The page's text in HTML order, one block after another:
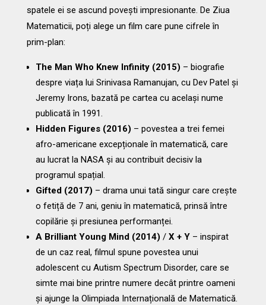
spatele ei se ascund povești impresionante. De Ziua
Matematicii, poți alege un film care pune cifrele în
prim-plan:
The Man Who Knew Infinity (2015) – biografie
despre viața lui Srinivasa Ramanujan, cu Dev Patel și
Jeremy Irons, bazată pe cartea cu același nume
publicată în 1991.
Hidden Figures (2016) – povestea a trei femei
afro-americane excepționale în matematică, care
au lucrat la NASA și au contribuit decisiv la
programul spațial.
Gifted (2017) – drama unui tată singur care crește
o fetiță de 7 ani, geniu în matematică, prinsă între
copilărie și presiunea performanței.
A Brilliant Young Mind (2014) / X + Y– inspirat
de un caz real, filmul spune povestea unui
adolescent cu Autism Spectrum Disorder, care se
simte mai bine printre numere decât printre oameni
și ajunge la Olimpiada Internațională de Matematică.